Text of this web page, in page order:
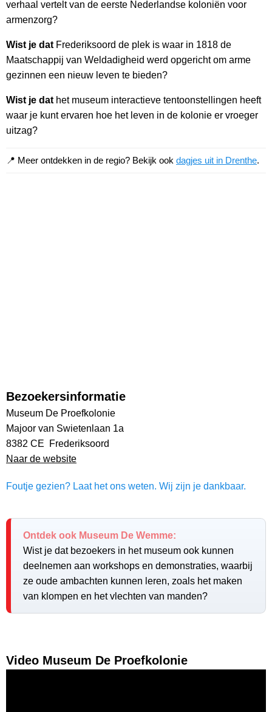
verhaal vertelt van de eerste Nederlandse koloniën voor
armenzorg?
Wist je dat Frederiksoord de plek is waar in 1818 de
Maatschappij van Weldadigheid werd opgericht om arme
gezinnen een nieuw leven te bieden?
Wist je dat het museum interactieve tentoonstellingen heeft
waar je kunt ervaren hoe het leven in de kolonie er vroeger
uitzag?
📍 Meer ontdekken in de regio? Bekijk ook dagjes uit in Drenthe.
Bezoekersinformatie
Museum De Proefkolonie
Majoor van Swietenlaan 1a
8382 CE Frederiksoord
Naar de website
Foutje gezien? Laat het ons weten. Wij zijn je dankbaar.
Ontdek ook Museum De Wemme:
Wist je dat bezoekers in het museum ook kunnen
deelnemen aan workshops en demonstraties, waarbij
ze oude ambachten kunnen leren, zoals het maken
van klompen en het vlechten van manden?
Video Museum De Proefkolonie